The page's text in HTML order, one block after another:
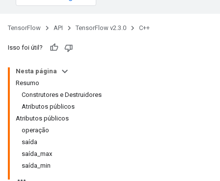
TensorFlow API TensorFlow v2.3.0 C++
Isso foi útil?
Nesta página
Resumo
Construtores e Destruidores
Atributos públicos
Atributos públicos
operação
saída
saída_max
saída_min